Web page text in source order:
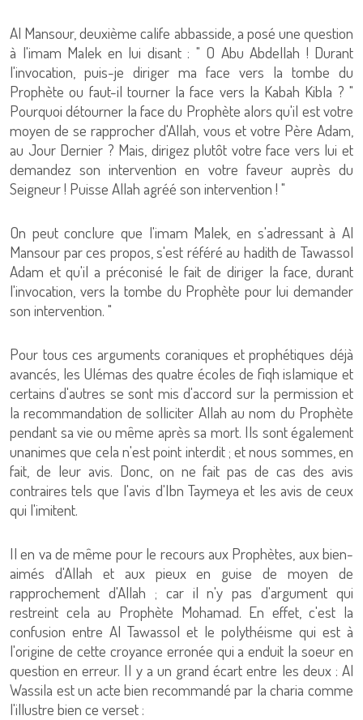
Al Mansour, deuxième calife abbasside, a posé une question
à l'imam Malek en lui disant : " O Abu Abdellah ! Durant
l'invocation, puis-je diriger ma face vers la tombe du
Prophète ou faut-il tourner la face vers la Kabah Kibla ? "
Pourquoi détourner la face du Prophète alors qu'il est votre
moyen de se rapprocher d'Allah, vous et votre Père Adam,
au Jour Dernier ? Mais, dirigez plutôt votre face vers lui et
demandez son intervention en votre faveur auprès du
Seigneur ! Puisse Allah agréé son intervention ! "
On peut conclure que l'imam Malek, en s'adressant à Al
Mansour par ces propos, s'est référé au hadith de Tawassol
Adam et qu'il a préconisé le fait de diriger la face, durant
l'invocation, vers la tombe du Prophète pour lui demander
son intervention. "
Pour tous ces arguments coraniques et prophétiques déjà
avancés, les Ulémas des quatre écoles de fiqh islamique et
certains d'autres se sont mis d'accord sur la permission et
la recommandation de solliciter Allah au nom du Prophète
pendant sa vie ou même après sa mort. Ils sont également
unanimes que cela n'est point interdit ; et nous sommes, en
fait, de leur avis. Donc, on ne fait pas de cas des avis
contraires tels que l'avis d'Ibn Taymeya et les avis de ceux
qui l'imitent.
Il en va de même pour le recours aux Prophètes, aux bien-
aimés d'Allah et aux pieux en guise de moyen de
rapprochement d'Allah ; car il n'y pas d'argument qui
restreint cela au Prophète Mohamad. En effet, c'est la
confusion entre Al Tawassol et le polythéisme qui est à
l'origine de cette croyance erronée qui a enduit la soeur en
question en erreur. Il y a un grand écart entre les deux : Al
Wassila est un acte bien recommandé par la charia comme
l'illustre bien ce verset :